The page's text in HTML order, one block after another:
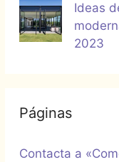
Ideas
2023
Páginas
Contacta a